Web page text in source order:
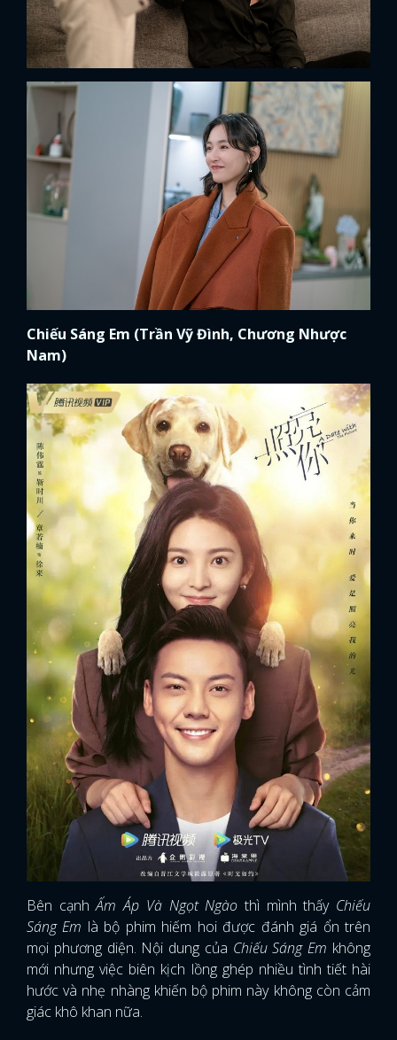
Chiếu Sáng Em (Trần Vỹ Đình, Chương Nhược
Nam)
Bên cạnhẤm Áp Và Ngọt Ngào thì mình thấy Chiếu
Sáng Em là bộ phim hiếm hoi được đánh giá ổn trên
mọi phương diện. Nội dung của Chiếu Sáng Em không
mới nhưng việc biên kịch lồng ghép nhiều tình tiết hài
hước và nhẹ nhàng khiến bộ phim này không còn cảm
giác khô khan nữa.